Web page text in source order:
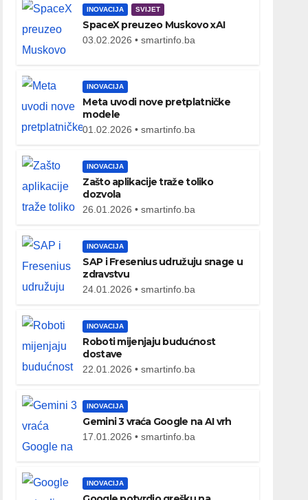
INOVACIJA SVIJET
SpaceX preuzeo Muskovo xAI
03.02.2026 • smartinfo.ba
INOVACIJA
Meta uvodi nove pretplatničke
modele
01.02.2026 • smartinfo.ba
INOVACIJA
Zašto aplikacije traže toliko
dozvola
26.01.2026 • smartinfo.ba
INOVACIJA
SAP i Fresenius udružuju snage u
zdravstvu
24.01.2026 • smartinfo.ba
INOVACIJA
Roboti mijenjaju budućnost
dostave
22.01.2026 • smartinfo.ba
INOVACIJA
Gemini 3 vraća Google na AI vrh
17.01.2026 • smartinfo.ba
INOVACIJA